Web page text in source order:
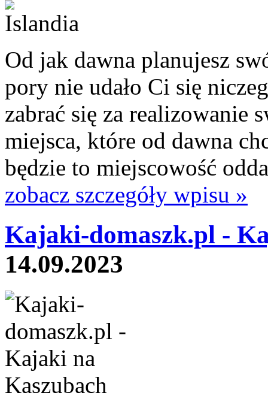
Od jak dawna planujesz
pory nie udało Ci się
zabrać się za realizowanie
miejsca, które od dawna
będzie to miejscowość
zobacz szczegóły wpisu »
Kajaki-domaszk.pl -
14.09.2023